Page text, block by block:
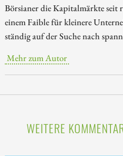
Börsianer die Kapitalmärkte seit
einem Faible für kleinere
ständig auf der Suche nach
Mehr zum Autor
WEITERE